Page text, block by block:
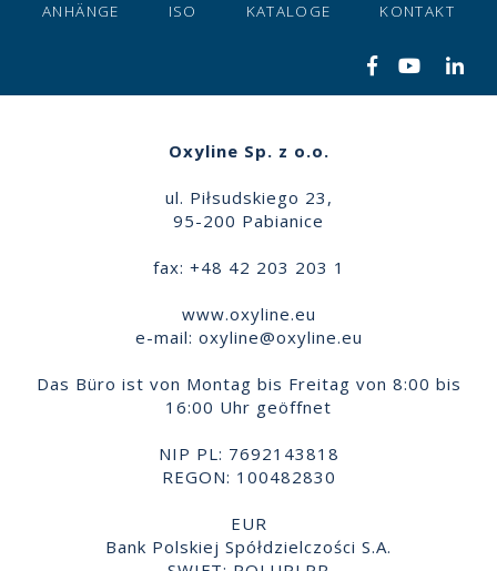
ANHÄNGE ISO KATALOGE KONTAKT
Oxyline Sp. z o.o.
ul. Piłsudskiego 23,
95-200 Pabianice
fax: +48 42 203 203 1
www.oxyline.eu
e-mail: oxyline@oxyline.eu
Das Büro ist von Montag bis Freitag von 8:00 bis
16:00 Uhr geöffnet
NIP PL: 7692143818
REGON: 100482830
EUR
Bank Polskiej Spółdzielczości S.A.